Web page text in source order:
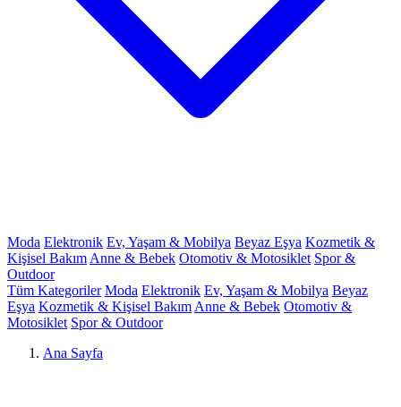
Moda Elektronik Ev, Yaşam & Mobilya Beyaz Eşya Kozmetik &
Kişisel Bakım Anne & Bebek Otomotiv & Motosiklet Spor &
Outdoor
Tüm Kategoriler Moda Elektronik Ev, Yaşam & Mobilya Beyaz
Eşya Kozmetik & Kişisel Bakım Anne & Bebek Otomotiv &
Motosiklet Spor & Outdoor
Ana Sayfa